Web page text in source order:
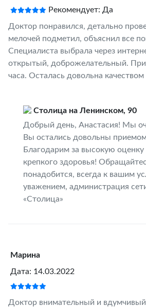
Рекомендует: Да
Доктор понравился, детально
мелочей подметил, объяснил все
Специалиста выбрала через
открытый, доброжелательный.
часа. Осталась довольна
Столица на Ленинском, 90
Добрый день, Анастасия! Мы
Вы остались довольны
Благодарим за высокую
крепкого здоровья!
понадобится, всегда к вашим
уважением, администрация
«Столица»
Марина
Дата: 14.03.2022
Доктор внимательный и